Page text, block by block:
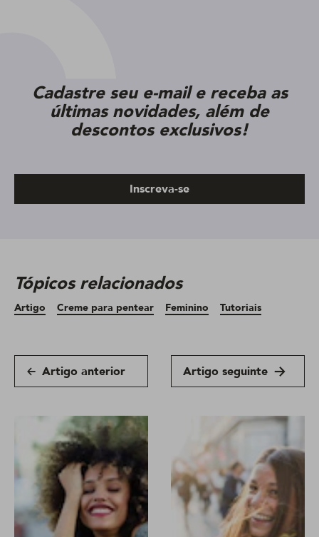
Cadastre seu e-mail e receba as
últimas novidades, além de
descontos exclusivos!
Inscreva-se
Tópicos relacionados
Artigo Creme para pentear Feminino Tutoriais
Artigo anterior Artigo seguinte